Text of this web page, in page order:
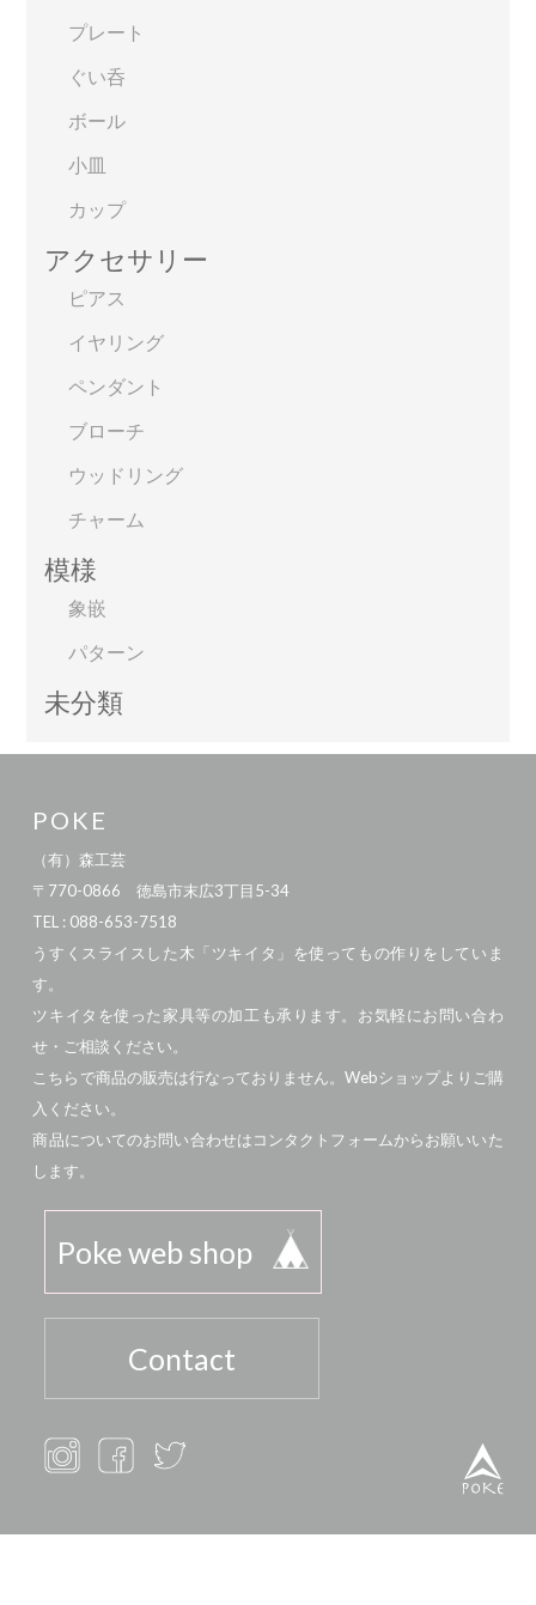
プレート
ぐい呑
ボール
小皿
カップ
アクセサリー
ピアス
イヤリング
ペンダント
ブローチ
ウッドリング
チャーム
模様
象嵌
パターン
未分類
POKE
（有）森工芸
〒770-0866 徳島市末広3丁目5-34
TEL : 088-653-7518
うすくスライスした木「ツキイタ」を使ってもの作りをしていま
す。
ツキイタを使った家具等の加工も承ります。お気軽にお問い合わ
せ・ご相談ください。
こちらで商品の販売は行なっておりません。Webショップよりご購
入ください。
商品についてのお問い合わせはコンタクトフォームからお願いいた
します。
Poke web shop
Contact